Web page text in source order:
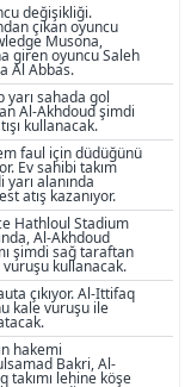
değişikliği.
çıkan oyuncu
Musona,
giren oyuncu Saleh
Al Abbas.
yarı sahada gol
Al-Akhdoud şimdi
kullanacak.
faul için düdüğünü
Ev sahibi takım
yarı alanında
atış kazanıyor.
Hathloul Stadium
Al-Akhdoud
şimdi sağ taraftan
vuruşu kullanacak.
çıkıyor. Al-Ittifaq
kale vuruşu ile
hakemi
Bakri, Al-
takımı lehine köşe